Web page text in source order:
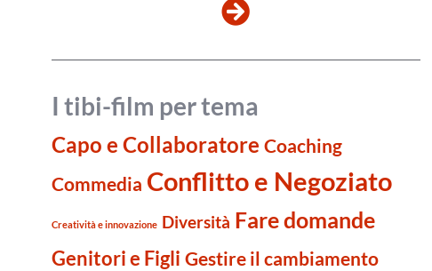
I tibi-film per tema
Capo e Collaboratore Coaching
Commedia Conflitto e Negoziato
Creatività e innovazione Diversità Fare domande
Genitori e Figli Gestire il cambiamento